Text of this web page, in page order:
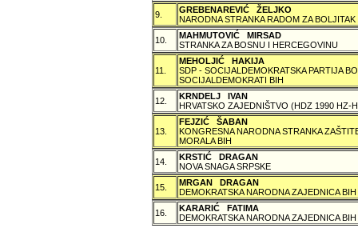
9.
GREBENAREVIĆ ŽELJKO
NARODNA STRANKA RADOM ZA BOLJITAK
10.
MAHMUTOVIĆ MIRSAD
STRANKA ZA BOSNU I HERCEGOVINU
11.
MEHOLJIĆ HAKIJA
SDP - SOCIJALDEMOKRATSKA PARTIJA
SOCIJALDEMOKRATI BIH
12.
KRNDELJ IVAN
HRVATSKO ZAJEDNIŠTVO (HDZ 1990 HZ-
13.
FEJZIĆ ŠABAN
KONGRESNA NARODNA STRANKA
MORALA BIH
14.
KRSTIĆ DRAGAN
NOVA SNAGA SRPSKE
15.
MRGAN DRAGAN
DEMOKRATSKA NARODNA ZAJEDNICA BIH
16.
KARARIĆ FATIMA
DEMOKRATSKA NARODNA ZAJEDNICA BIH